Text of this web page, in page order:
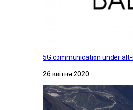
5G communication under
26 квітня 2020